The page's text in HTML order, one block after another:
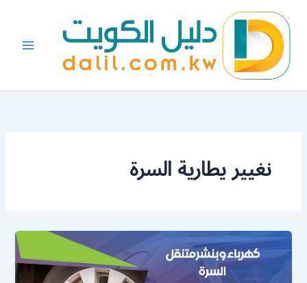
المحتوى
نغيير يطارية السرة